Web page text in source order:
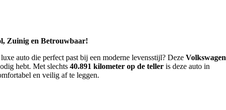
Zuinig en Betrouwbaar!
auto die perfect past bij een moderne levensstijl? Deze Volkswagen
hebt. Met slechts 40.891 kilometer op de teller is deze auto in
en veilig af te leggen.